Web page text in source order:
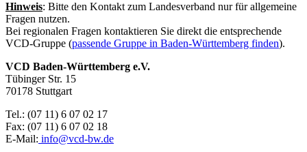
Hinweis: Bitte den Kontakt zum Landesverband nur für allgemeine
Fragen nutzen.
Bei regionalen Fragen kontaktieren Sie direkt die entsprechende
VCD-Gruppe (passende Gruppe in Baden-Württemberg finden).
VCD Baden-Württemberg e.V.
Tübinger Str. 15
70178 Stuttgart
Tel.: (07 11) 6 07 02 17
Fax: (07 11) 6 07 02 18
E-Mail: info@vcd-bw.de